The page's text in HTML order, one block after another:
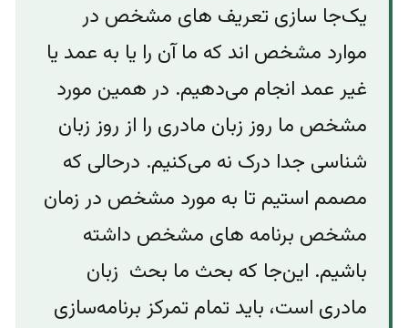
یک‌جا سازی تعریف های مشخص در
موارد مشخص اند که ما آن را یا به عمد یا
غیر عمد انجام می‌دهیم. در همین مورد
مشخص ما روز زبان مادری را از روز زبان
شناسی جدا درک نه می‌کنیم. درحالی که
مصمم استیم تا به مورد مشخص در زمان
مشخص برنامه های مشخص داشته
باشیم. این‌جا که بحث ما بحث زبان
مادری است، باید تمام تمرکز برنامه‌سازی